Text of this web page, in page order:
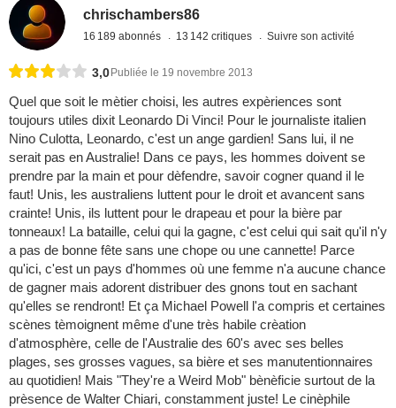
chrischambers86
16 189 abonnés 13 142 critiques Suivre son activité
3,0 Publiée le 19 novembre 2013
Quel que soit le mètier choisi, les autres expèriences sont
toujours utiles dixit Leonardo Di Vinci! Pour le journaliste italien
Nino Culotta, Leonardo, c'est un ange gardien! Sans lui, il ne
serait pas en Australie! Dans ce pays, les hommes doivent se
prendre par la main et pour dèfendre, savoir cogner quand il le
faut! Unis, les australiens luttent pour le droit et avancent sans
crainte! Unis, ils luttent pour le drapeau et pour la bière par
tonneaux! La bataille, celui qui la gagne, c'est celui qui sait qu'il n'y
a pas de bonne fête sans une chope ou une cannette! Parce
qu'ici, c'est un pays d'hommes où une femme n'a aucune chance
de gagner mais adorent distribuer des gnons tout en sachant
qu'elles se rendront! Et ça Michael Powell l'a compris et certaines
scènes tèmoignent même d'une très habile crèation
d'atmosphère, celle de l'Australie des 60's avec ses belles
plages, ses grosses vagues, sa bière et ses manutentionnaires
au quotidien! Mais "They're a Weird Mob" bènèficie surtout de la
prèsence de Walter Chiari, constamment juste! Le cinèphile